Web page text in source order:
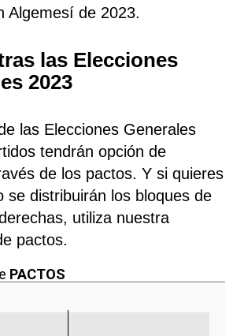
Algemesí de 2023.
las Elecciones
2023
las Elecciones Generales
tendrán opción de
de los pactos. Y si quieres
se distribuirán los bloques de
utiliza nuestra
pactos.
PACTOS